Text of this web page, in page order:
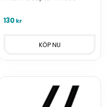
130 kr